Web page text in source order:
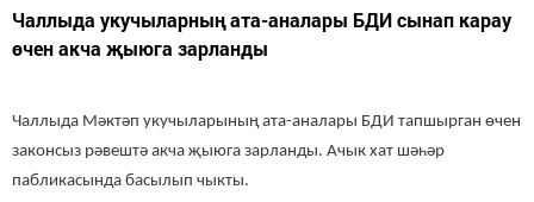
Чаллыда укучыларның ата-аналары БДИ сынап карау
өчен акча җыюга зарланды
Чаллыда Мәктәп укучыларының ата-аналары БДИ тапшырган өчен
законсыз рәвештә акча җыюга зарланды. Ачык хат шәһәр
пабликасында басылып чыкты.